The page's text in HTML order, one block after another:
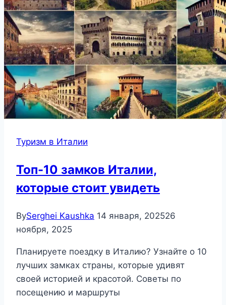
Туризм в Италии
Топ-10 замков Италии,
которые стоит увидеть
BySerghei Kaushka 14 января, 202526
ноября, 2025
Планируете поездку в Италию? Узнайте о 10
лучших замках страны, которые удивят
своей историей и красотой. Советы по
посещению и маршруты